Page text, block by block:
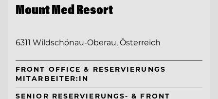
Mount Med Resort
6311 Wildschönau-Oberau, Österreich
FRONT OFFICE & RESERVIERUNGS
MITARBEITER:IN
SENIOR RESERVIERUNGS- & FRONT